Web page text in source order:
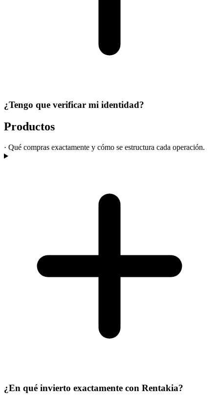
¿Tengo que verificar mi identidad?
Productos
· Qué compras exactamente y cómo se estructura cada operación.
¿En qué invierto exactamente con Rentakia?